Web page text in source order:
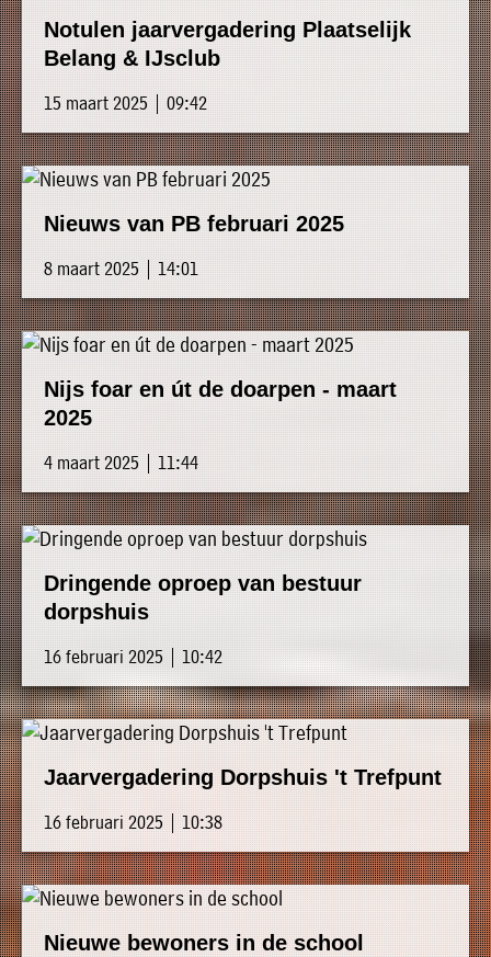
Notulen jaarvergadering Plaatselijk
Belang & IJsclub
15 maart 2025 | 09:42
Nieuws van PB februari 2025
8 maart 2025 | 14:01
Nijs foar en út de doarpen - maart
2025
4 maart 2025 | 11:44
Dringende oproep van bestuur
dorpshuis
16 februari 2025 | 10:42
Jaarvergadering Dorpshuis 't Trefpunt
16 februari 2025 | 10:38
Nieuwe bewoners in de school